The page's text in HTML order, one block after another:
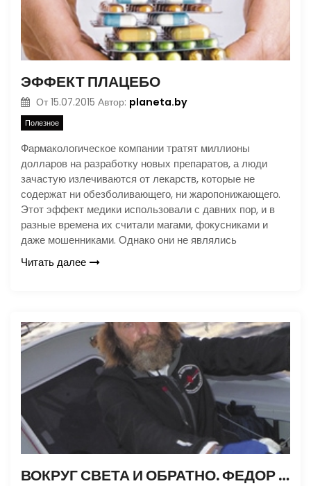
ЭФФЕКТ ПЛАЦЕБО
От 15.07.2015 Автор: planeta.by
Полезное
Фармакологическое компании тратят миллионы
долларов на разработку новых препаратов, а люди
зачастую излечиваются от лекарств, которые не
содержат ни обезболивающего, ни жаропонижающего.
Этот эффект медики использовали с давних пор, и в
разные времена их считали магами, фокусниками и
даже мошенниками. Однако они не являлись
Читать далее
ВОКРУГ СВЕТА И ОБРАТНО. ФЕДОР КОНЮХОВ